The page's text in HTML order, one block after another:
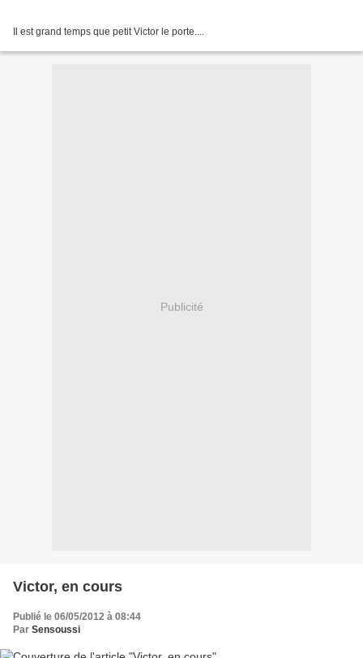
Il est grand temps que petit Victor le porte....
Publicité
Victor, en cours
Publié le 06/05/2012 à 08:44
Par Sensoussi